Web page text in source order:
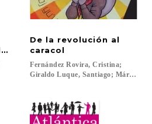
De la revolución al
caracol
Fernández Rovira, Cristina;
Giraldo Luque, Santiago; Márquez